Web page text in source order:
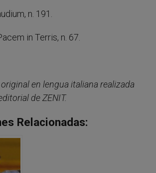
n. 191.
in Terris, n. 67.
en lengua italiana realizada
de ZENIT.
Relacionadas: